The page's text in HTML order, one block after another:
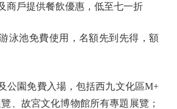
戶提供餐飲優惠，低至七一折
池免費使用，名額先到先得，額
園免費入場，包括西九文化區M+
、故宮文化博物館所有專題展覽；